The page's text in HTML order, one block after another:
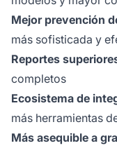
Mejor prevención
más sofisticada y
Reportes
completos
Ecosistema de
más herramientas
Más asequible a